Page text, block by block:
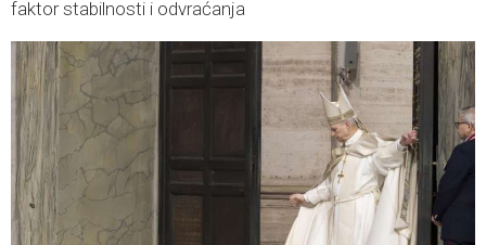
faktor stabilnosti i odvraćanja